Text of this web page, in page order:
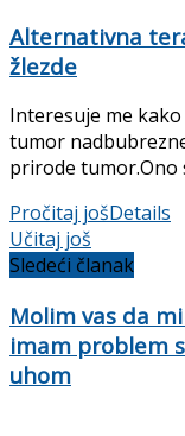
Alternativna
žlezde
Interesuje me
tumor
prirode tumor.Ono
Pročitaj jošDetails
Učitaj još
Sledeći članak
Molim vas da
imam problem
uhom